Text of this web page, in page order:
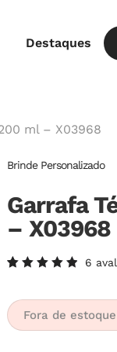
Destaques
ml – X03968
Brinde Personalizado
Garrafa
– X03968
5.00de
5, com
baseado
em
6
Fora de estoque